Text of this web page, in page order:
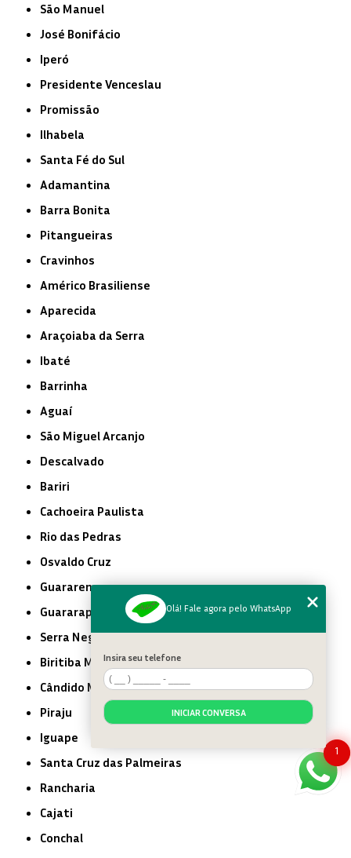
São Manuel
José Bonifácio
Iperó
Presidente Venceslau
Promissão
Ilhabela
Santa Fé do Sul
Adamantina
Barra Bonita
Pitangueiras
Cravinhos
Américo Brasiliense
Aparecida
Araçoiaba da Serra
Ibaté
Barrinha
Aguaí
São Miguel Arcanjo
Descalvado
Bariri
Cachoeira Paulista
Rio das Pedras
Osvaldo Cruz
Guararema
Guararapes
Serra Negra
Biritiba Mirim
Cândido Mota
Piraju
Iguape
Santa Cruz das Palmeiras
Rancharia
Cajati
Conchal
1
Olá! Fale agora pelo WhatsApp
Insira seu telefone
INICIAR CONVERSA